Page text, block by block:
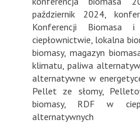
październik 2024
Konferencji Biomasa
ciepłownictwie lokalna
biomasy, magazyn
klimatu paliwa
alternatywne w
Pellet ze słomy,
biomasy, RDF w
alternatywnych